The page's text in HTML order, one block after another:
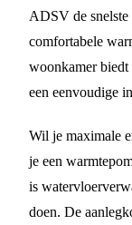
ADSV de snelste
comfortabele
woonkamer
een eenvoudige
Wil je maximale
je een
is
doen. De